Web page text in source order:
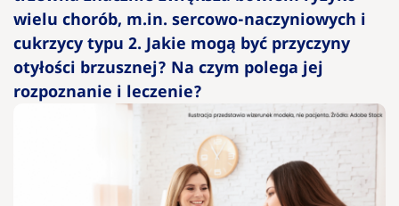
BMI –
wskaźnik
wagi
Otyłość –
są
leczenie i
wielu chorób, m.in. sercowo-naczyniowych i
cukrzycy typu 2. Jakie mogą być przyczyny
otyłości brzusznej? Na czym polega jej
rozpoznanie i leczenie?